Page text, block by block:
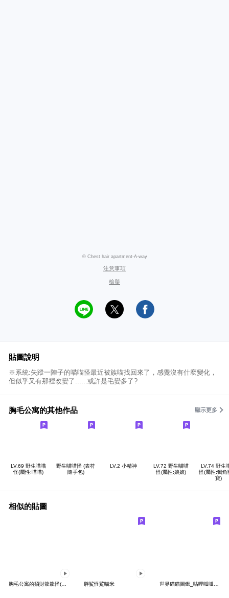
© Chest hair apartment-A-way
注意事項
檢舉
貼圖說明
※系統:失蹤一陣子的喵喵怪最近被族喵找回來了，感覺沒有什麼變化，
但似乎又有那裡改變了......或許是毛變多了?
胸毛公寓的其他作品 顯示更多
LV.69 野生喵喵
怪(屬性:喵喵)
野生喵喵怪 (表符
隨手包)
LV.2 小精神
LV.72 野生喵喵
怪(屬性:娘娘)
LV.74 野生
怪(屬性:獨角
寶)
相似的貼圖
胸毛公寓的招財龍龍怪(動態貼圖) 胖鯊怪鯊喵米 世界貓貓圖鑑_咕哩呱呱吸卡 賣靠杯靠木